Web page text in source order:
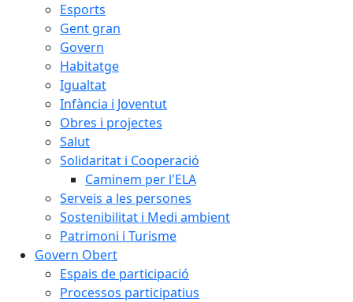
Esports
Gent gran
Govern
Habitatge
Igualtat
Infància i Joventut
Obres i projectes
Salut
Solidaritat i Cooperació
Caminem per l'ELA
Serveis a les persones
Sostenibilitat i Medi ambient
Patrimoni i Turisme
Govern Obert
Espais de participació
Processos participatius